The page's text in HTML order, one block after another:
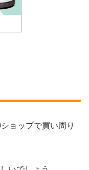
ョップで買い周り